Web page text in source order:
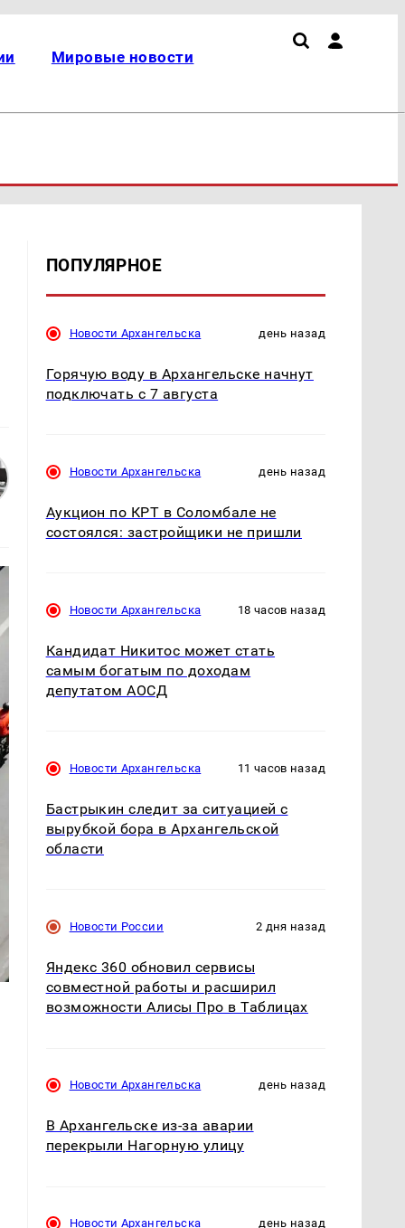
Мировые новости
ПОПУЛЯРНОЕ
Новости Архангельска день назад
Горячую воду в Архангельске начнут
подключать с 7 августа
Новости Архангельска день назад
Аукцион по КРТ в Соломбале не
состоялся: застройщики не пришли
Новости Архангельска 18 часов назад
Кандидат Никитос может стать
самым богатым по доходам
депутатом АОСД
Новости Архангельска 11 часов назад
Бастрыкин следит за ситуацией с
вырубкой бора в Архангельской
области
Новости России 2 дня назад
Яндекс 360 обновил сервисы
совместной работы и расширил
возможности Алисы Про в Таблицах
Новости Архангельска день назад
В Архангельске из-за аварии
перекрыли Нагорную улицу
Новости Архангельска день назад